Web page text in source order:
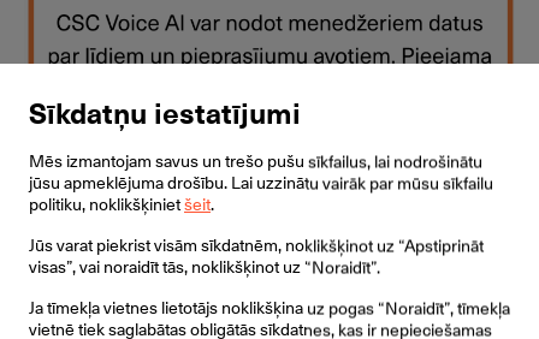
Sīkdatņu iestatījumi
Mēs izmantojam savus un trešo pušu sīkfailus, lai nodrošinātu
jūsu apmeklējuma drošību. Lai uzzinātu vairāk par mūsu sīkfailu
politiku, noklikšķinietšeit.
Jūs varat piekrist visām sīkdatnēm, noklikšķinot uz “Apstiprināt
visas”, vai noraidīt tās, noklikšķinot uz “Noraidīt”.
Ja tīmekļa vietnes lietotājs noklikšķina uz pogas “Noraidīt”, tīmekļa
vietnē tiek saglabātas obligātās sīkdatnes, kas ir nepieciešamas